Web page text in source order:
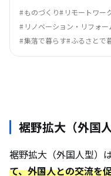
ものづくり リモートワー
リノベーション・リフォー
集落で暮らす ふるさとで
裾野拡大（外国人
裾野拡大（外国人型）は
て、外国人との交流を